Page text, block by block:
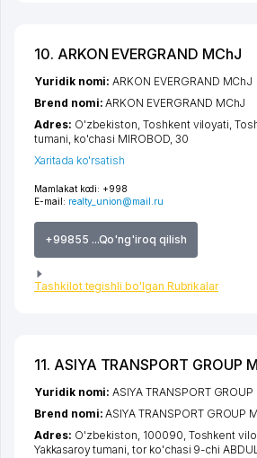
10. ARKON EVERGRAND MChJ
Mamlakat kodi: +998
E-mail: realty_union@mail.ru
+99855 ...Qo'ng'iroq qilish
Tashkilot tegishli bo'lgan Rubrikalar
Yuridik nomi:ARKON EVERGRAND MChJ
Brend nomi:ARKON EVERGRAND MChJ
Adres: O'zbekiston,Toshkent viloyati ,
tumani ko'chasi MIROBOD, 30
Xaritada ko'rsatish
11. ASIYA TRANSPORT GROUP
Yuridik nomi:ASIYA TRANSPORT
Brend nomi:ASIYA TRANSPORT GROUP
Adres: O'zbekiston, 100090, Toshkent
Yakkasaroy tumani,tor ko'chasi 9-chi